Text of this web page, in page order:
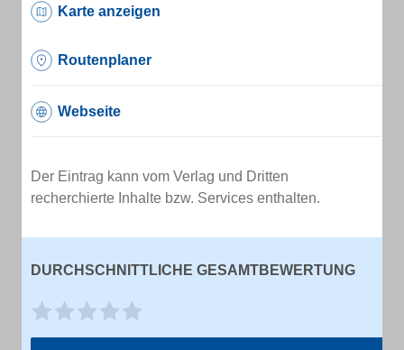
Karte anzeigen
Routenplaner
Webseite
Der Eintrag kann vom Verlag und Dritten
recherchierte Inhalte bzw. Services enthalten.
DURCHSCHNITTLICHE GESAMTBEWERTUNG